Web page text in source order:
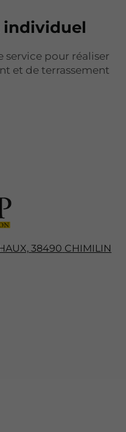
38490 CHIMILIN
individuel
service pour réaliser
et de terrassement